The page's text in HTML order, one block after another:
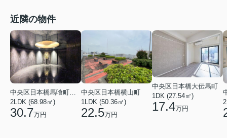
近隣の物件
中央区日本橋馬喰町２丁目
2LDK (68.98㎡)
30.7万円
中央区日本橋横山町
1LDK (50.36㎡)
22.5万円
中央区日本橋大伝馬町
1DK (27.54㎡)
17.4万円